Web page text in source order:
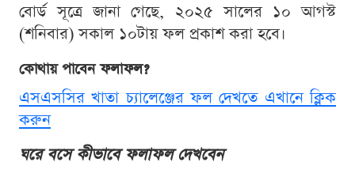
বোর্ড সূত্রে জানা গেছে, ২০২৫ সালের ১০ আগস্ট
(শনিবার) সকাল ১০টায় ফল প্রকাশ করা হবে।
কোথায় পাবেন ফলাফল?
এসএসসির খাতা চ্যালেঞ্জের ফল দেখতে এখানে ক্লিক
করুন
ঘরে বসে কীভাবে ফলাফল দেখবেন